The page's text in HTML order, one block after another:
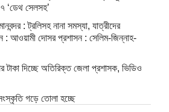
‘ডেথ সেলসহ’
: ট্রলিসহ নানা সমস্যা, যাত্রীদের
: আওয়ামী দোসর প্রশাসন : সেলিম-জিন্নাহ-
টাকা দিচ্ছে অতিরিক্ত জেলা প্রশাসক, ভিডিও
সংস্কৃতি গড়ে তোলা হচ্ছে